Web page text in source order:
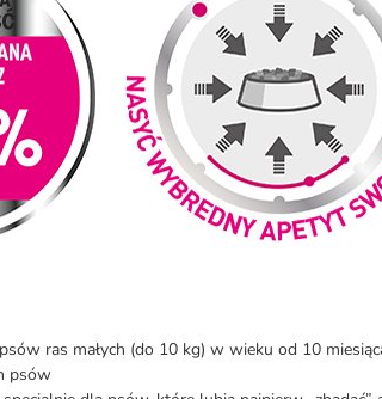
ras małych (do 10 kg) w wieku od 10
psów